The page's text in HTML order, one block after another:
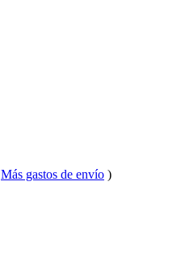
Más gastos de envío )